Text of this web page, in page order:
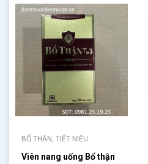
BỔ THẬN, TIẾT NIỆU
Viên nang uống Bổ thận